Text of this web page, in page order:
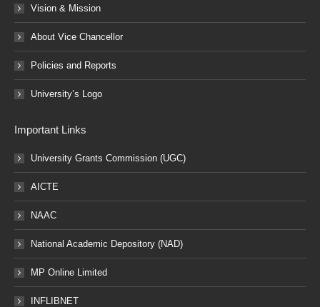
Vision & Mission
About Vice Chancellor
Policies and Reports
University’s Logo
Important Links
University Grants Commission (UGC)
AICTE
NAAC
National Academic Depository (NAD)
MP Online Limited
INFLIBNET